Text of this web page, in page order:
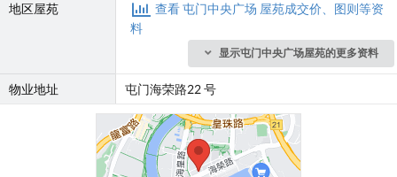
地区屋苑
查看 屯门中央广场 屋苑成交价、图则等资
料
显示屯门中央广场屋苑的更多资料
物业地址 屯门海荣路22 号